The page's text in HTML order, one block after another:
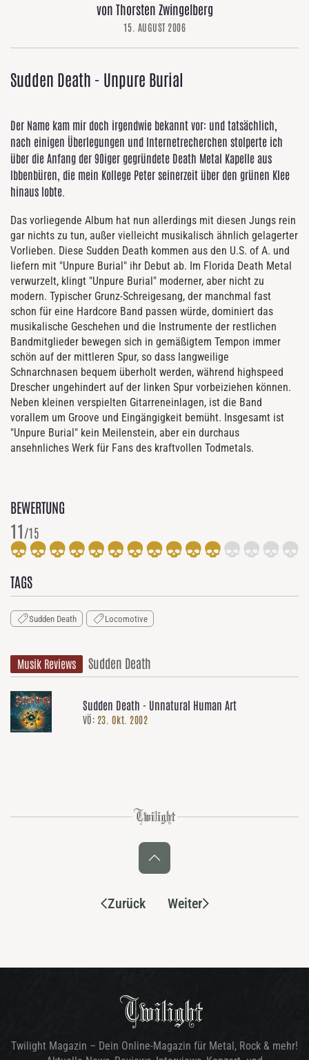
von Thorsten Zwingelberg
15. AUGUST 2006
Sudden Death - Unpure Burial
Der Name kam mir doch irgendwie bekannt vor: und tatsächlich,
nach einigen Überlegungen und Internetrecherchen stolperte ich
über die Anfang der 90iger gegründete Death Metal Kapelle aus
Ibbenbüren, die mein Kollege Peter seinerzeit über den grünen Klee
hinaus lobte.
Das vorliegende Album hat nun allerdings mit diesen Jungs rein
gar nichts zu tun, außer vielleicht musikalisch ähnlich gelagerter
Vorlieben. Diese Sudden Death kommen aus den U.S. of A. und
liefern mit "Unpure Burial" ihr Debut ab. Im Florida Death Metal
verwurzelt, klingt "Unpure Burial" moderner, aber nicht zu
modern. Typischer Grunz-Schreigesang, der manchmal fast
schon für eine Hardcore Band passen würde, dominiert das
musikalische Geschehen und die Instrumente der restlichen
Bandmitglieder bewegen sich in gemäßigtem Tempon immer
schön auf der mittleren Spur, so dass langweilige
Schnarchnasen bequem überholt werden, während highspeed
Drescher ungehindert auf der linken Spur vorbeiziehen können.
Neben kleinen verspielten Gitarreneinlagen, ist die Band
vorallem um Groove und Eingängigkeit bemüht. Insgesamt ist
"Unpure Burial" kein Meilenstein, aber ein durchaus
ansehnliches Werk für Fans des kraftvollen Todmetals.
BEWERTUNG
11/15
TAGS
Sudden Death Locomotive
Musik Reviews Sudden Death
Sudden Death - Unnatural Human Art
VÖ: 23. Okt. 2002
Zurück Weiter
Twilight Magazin – Dein Online-Magazin für Metal, Rock & mehr!